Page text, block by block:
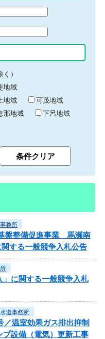
）
地域
地域
可茂地域
那地域
下呂地域
務所
盤整備促進事業 馬瀬南
する一般競争入札公告
」に関する一般競争入札
道事務所
／温室効果ガス排出抑制
設備（電気）更新工事